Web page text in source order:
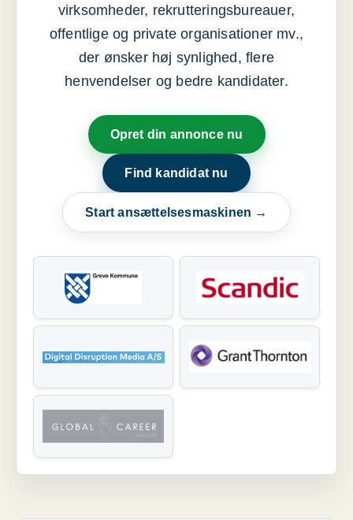
virksomheder, rekrutteringsbureauer,
offentlige og private organisationer mv.,
der ønsker høj synlighed, flere
henvendelser og bedre kandidater.
Opret din annonce nu
Find kandidat nu
Start ansættelsesmaskinen →